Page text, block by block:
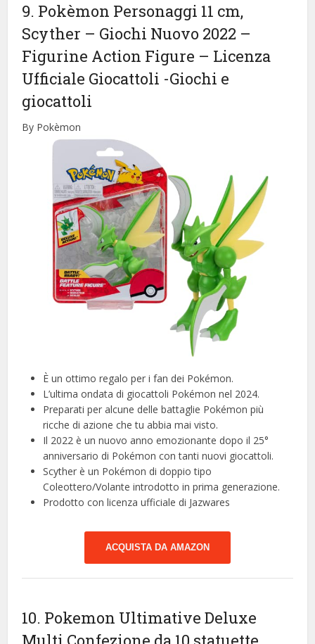
9. Pokèmon Personaggi 11 cm,
Scyther – Giochi Nuovo 2022 –
Figurine Action Figure – Licenza
Ufficiale Giocattoli -Giochi e
giocattoli
By Pokèmon
È un ottimo regalo per i fan dei Pokémon.
L’ultima ondata di giocattoli Pokémon nel 2024.
Preparati per alcune delle battaglie Pokémon più
ricche di azione che tu abbia mai visto.
Il 2022 è un nuovo anno emozionante dopo il 25°
anniversario di Pokémon con tanti nuovi giocattoli.
Scyther è un Pokémon di doppio tipo
Coleottero/Volante introdotto in prima generazione.
Prodotto con licenza ufficiale di Jazwares
ACQUISTA DA AMAZON
10. Pokemon Ultimative Deluxe